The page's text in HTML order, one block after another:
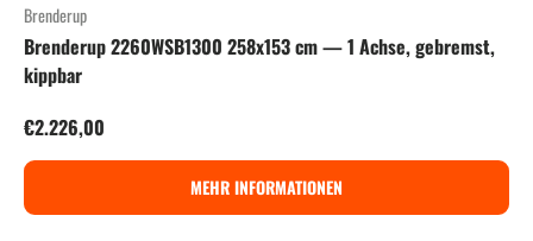
Brenderup
Brenderup 2260WSB1300 258x153 cm — 1 Achse, gebremst,
kippbar
Normaler Preis
€2.226,00
MEHR INFORMATIONEN